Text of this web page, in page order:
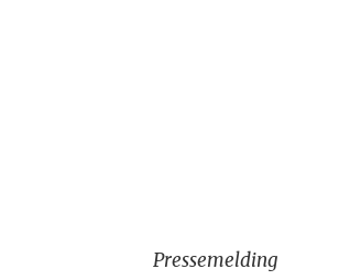
Pressemelding